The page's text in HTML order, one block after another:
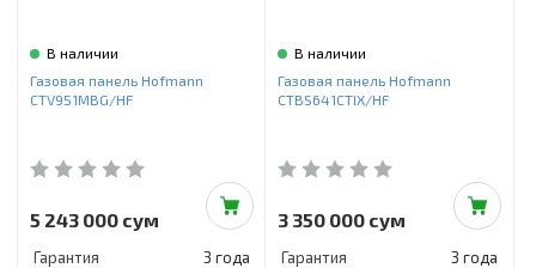
В наличии
Газовая панель Hofmann
CTV951MBG/HF
5 243 000 сум
Гарантия 3 года
В наличии
Газовая панель Hofmann
CTBS641CTIX/HF
3 350 000 сум
Гарантия 3 года